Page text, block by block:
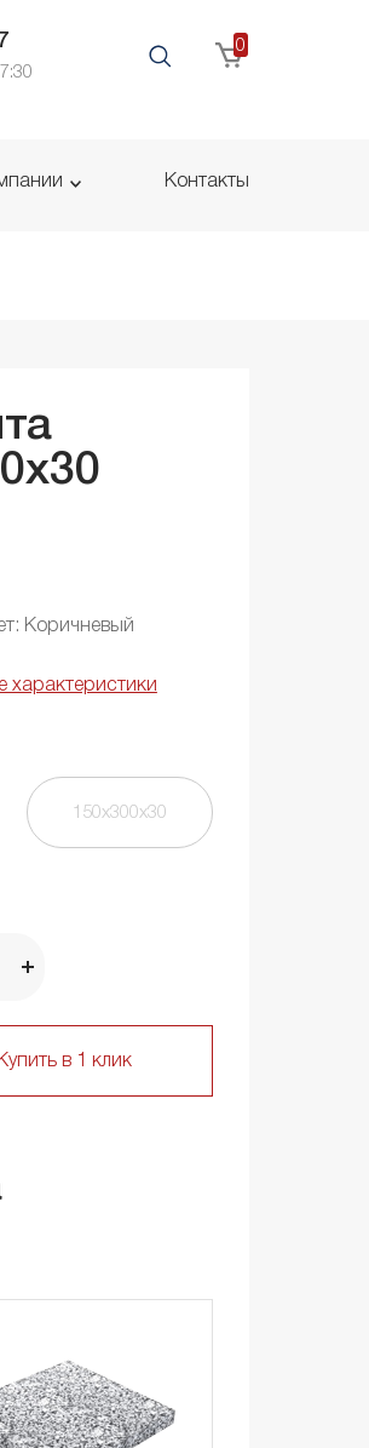
0
Контакты
30
Коричневый
характеристики
150х300х30
Купить в 1 клик